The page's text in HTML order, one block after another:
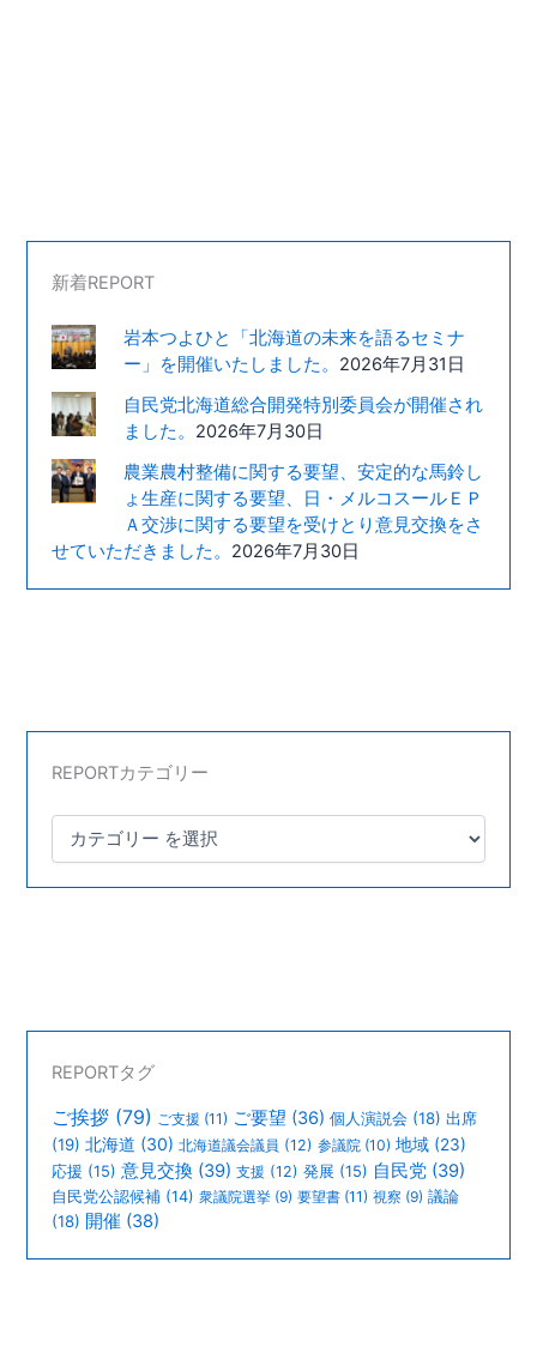
新着REPORT
岩本つよひと「北海道の未来を語るセミナ
ー」を開催いたしました。 2026年7月31日
自民党北海道総合開発特別委員会が開催され
ました。 2026年7月30日
農業農村整備に関する要望、安定的な馬鈴し
ょ生産に関する要望、日・メルコスールＥＰ
Ａ交渉に関する要望を受けとり意見交換をさ
せていただきました。 2026年7月30日
REPORTカテゴリー
REPORTタグ
ご挨拶 (79) ご支援 (11) ご要望 (36) 個人演説会 (18) 出席
(19) 北海道 (30) 北海道議会議員 (12) 参議院 (10) 地域 (23)
応援 (15) 意見交換 (39) 支援 (12) 発展 (15) 自民党 (39)
自民党公認候補 (14) 衆議院選挙 (9) 要望書 (11) 視察 (9) 議論
(18) 開催 (38)